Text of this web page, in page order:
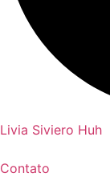
Livia Siviero Huh
Contato